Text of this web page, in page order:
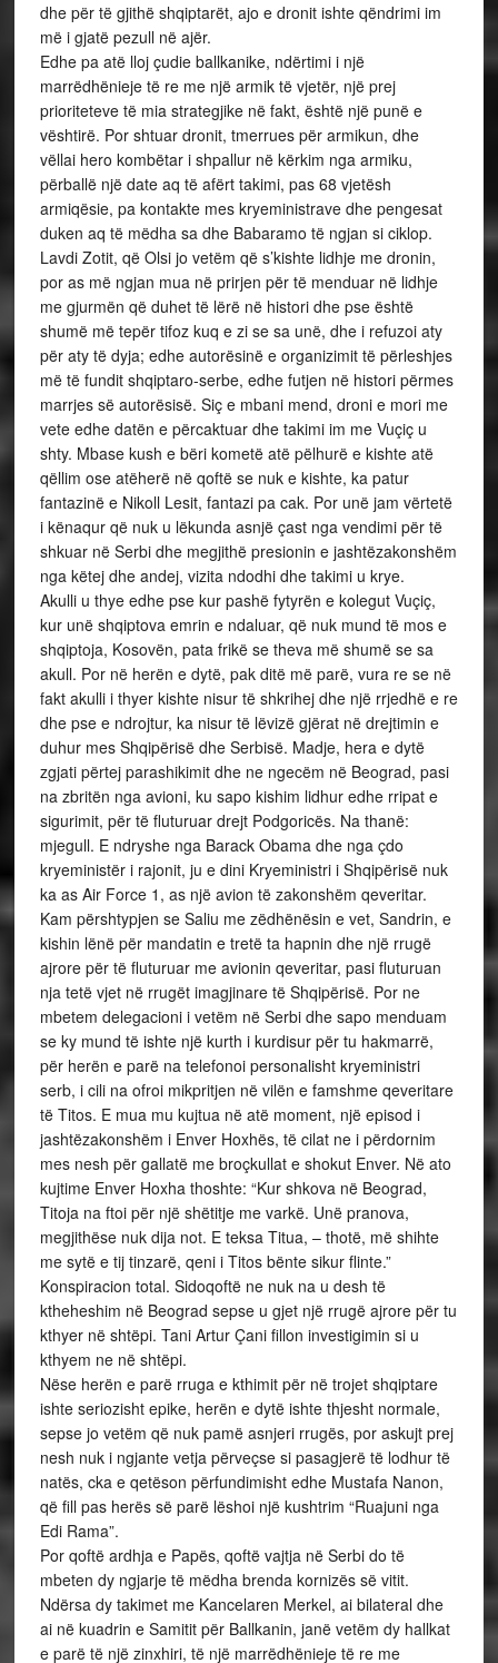
dhe për të gjithë shqiptarët, ajo e dronit ishte qëndrimi im
më i gjatë pezull në ajër.
Edhe pa atë lloj çudie ballkanike, ndërtimi i një
marrëdhënieje të re me një armik të vjetër, një prej
prioriteteve të mia strategjike në fakt, është një punë e
vështirë. Por shtuar dronit, tmerrues për armikun, dhe
vëllai hero kombëtar i shpallur në kërkim nga armiku,
përballë një date aq të afërt takimi, pas 68 vjetësh
armiqësie, pa kontakte mes kryeministrave dhe pengesat
duken aq të mëdha sa dhe Babaramo të ngjan si ciklop.
Lavdi Zotit, që Olsi jo vetëm që s’kishte lidhje me dronin,
por as më ngjan mua në prirjen për të menduar në lidhje
me gjurmën që duhet të lërë në histori dhe pse është
shumë më tepër tifoz kuq e zi se sa unë, dhe i refuzoi aty
për aty të dyja; edhe autorësinë e organizimit të përleshjes
më të fundit shqiptaro-serbe, edhe futjen në histori përmes
marrjes së autorësisë. Siç e mbani mend, droni e mori me
vete edhe datën e përcaktuar dhe takimi im me Vuçiç u
shty. Mbase kush e bëri kometë atë pëlhurë e kishte atë
qëllim ose atëherë në qoftë se nuk e kishte, ka patur
fantazinë e Nikoll Lesit, fantazi pa cak. Por unë jam vërtetë
i kënaqur që nuk u lëkunda asnjë çast nga vendimi për të
shkuar në Serbi dhe megjithë presionin e jashtëzakonshëm
nga këtej dhe andej, vizita ndodhi dhe takimi u krye.
Akulli u thye edhe pse kur pashë fytyrën e kolegut Vuçiç,
kur unë shqiptova emrin e ndaluar, që nuk mund të mos e
shqiptoja, Kosovën, pata frikë se theva më shumë se sa
akull. Por në herën e dytë, pak ditë më parë, vura re se në
fakt akulli i thyer kishte nisur të shkrihej dhe një rrjedhë e re
dhe pse e ndrojtur, ka nisur të lëvizë gjërat në drejtimin e
duhur mes Shqipërisë dhe Serbisë. Madje, hera e dytë
zgjati përtej parashikimit dhe ne ngecëm në Beograd, pasi
na zbritën nga avioni, ku sapo kishim lidhur edhe rripat e
sigurimit, për të fluturuar drejt Podgoricës. Na thanë:
mjegull. E ndryshe nga Barack Obama dhe nga çdo
kryeministër i rajonit, ju e dini Kryeministri i Shqipërisë nuk
ka as Air Force 1, as një avion të zakonshëm qeveritar.
Kam përshtypjen se Saliu me zëdhënësin e vet, Sandrin, e
kishin lënë për mandatin e tretë ta hapnin dhe një rrugë
ajrore për të fluturuar me avionin qeveritar, pasi fluturuan
nja tetë vjet në rrugët imagjinare të Shqipërisë. Por ne
mbetem delegacioni i vetëm në Serbi dhe sapo menduam
se ky mund të ishte një kurth i kurdisur për tu hakmarrë,
për herën e parë na telefonoi personalisht kryeministri
serb, i cili na ofroi mikpritjen në vilën e famshme qeveritare
të Titos. E mua mu kujtua në atë moment, një episod i
jashtëzakonshëm i Enver Hoxhës, të cilat ne i përdornim
mes nesh për gallatë me broçkullat e shokut Enver. Në ato
kujtime Enver Hoxha thoshte: “Kur shkova në Beograd,
Titoja na ftoi për një shëtitje me varkë. Unë pranova,
megjithëse nuk dija not. E teksa Titua, – thotë, më shihte
me sytë e tij tinzarë, qeni i Titos bënte sikur flinte.”
Konspiracion total. Sidoqoftë ne nuk na u desh të
ktheheshim në Beograd sepse u gjet një rrugë ajrore për tu
kthyer në shtëpi. Tani Artur Çani fillon investigimin si u
kthyem ne në shtëpi.
Nëse herën e parë rruga e kthimit për në trojet shqiptare
ishte seriozisht epike, herën e dytë ishte thjesht normale,
sepse jo vetëm që nuk pamë asnjeri rrugës, por askujt prej
nesh nuk i ngjante vetja përveçse si pasagjerë të lodhur të
natës, cka e qetëson përfundimisht edhe Mustafa Nanon,
që fill pas herës së parë lëshoi një kushtrim “Ruajuni nga
Edi Rama”.
Por qoftë ardhja e Papës, qoftë vajtja në Serbi do të
mbeten dy ngjarje të mëdha brenda kornizës së vitit.
Ndërsa dy takimet me Kancelaren Merkel, ai bilateral dhe
ai në kuadrin e Samitit për Ballkanin, janë vetëm dy hallkat
e parë të një zinxhiri, të një marrëdhënieje të re me